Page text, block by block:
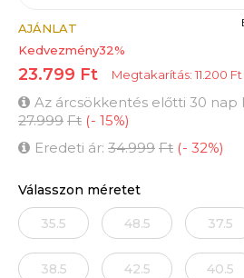
AJÁNLAT
Kedvezmény32%
23.799 Ft Megtakarítás: 11.200 Ft
Az árcsökkentés előtti 30 nap
27.999 Ft (- 15%)
Eredeti ár: 34.999 Ft (- 32%)
Válasszon méretet
35.5 48.5 37.5
38.5 42.5 40.5